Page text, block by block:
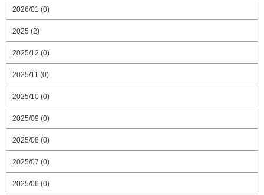
2026/01 (0)
2025 (2)
2025/12 (0)
2025/11 (0)
2025/10 (0)
2025/09 (0)
2025/08 (0)
2025/07 (0)
2025/06 (0)